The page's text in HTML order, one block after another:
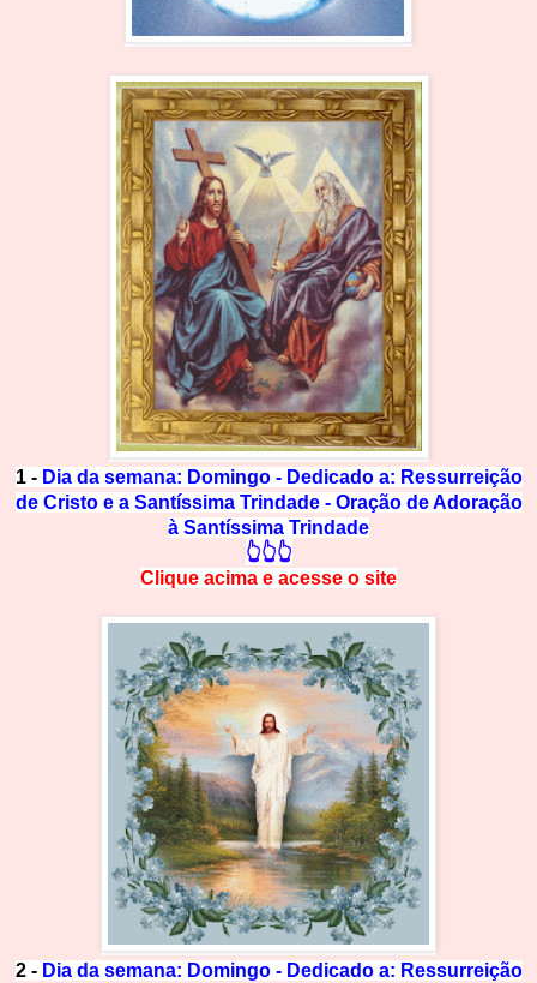
1 - Dia da semana: Domingo - Dedicado a: Ressurreição
de Cristo e a Santíssima Trindade - Oração de Adoração
à Santíssima Trindade
👆👆👆
Clique acima e acesse o site
2 - Dia da semana: Domingo - Dedicado a: Ressurreição